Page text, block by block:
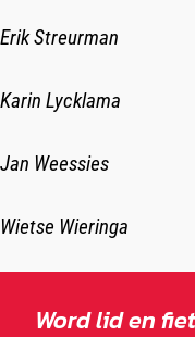
Erik Streurman
Karin Lycklama
Jan Weessies
Wietse
Word lid en